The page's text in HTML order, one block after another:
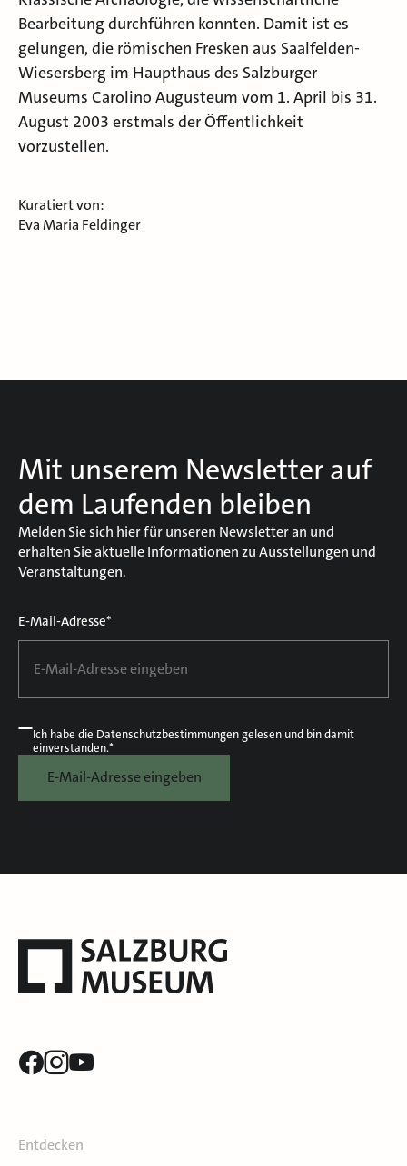
Bearbeitung durchführen konnten. Damit ist es
gelungen, die römischen Fresken aus Saalfelden-
Wiesersberg im Haupthaus des Salzburger
Museums Carolino Augusteum vom 1. April bis 31.
August 2003 erstmals der Öffentlichkeit
vorzustellen.
Kuratiert von:
Eva Maria Feldinger
Mit unserem Newsletter auf
dem Laufenden bleiben
Melden Sie sich hier für unseren Newsletter an und
erhalten Sie aktuelle Informationen zu Ausstellungen und
Veranstaltungen.
E-Mail-Adresse*
Ich habe die Datenschutzbestimmungengelesen und bin damit
einverstanden.*
E-Mail-Adresse eingeben
Entdecken